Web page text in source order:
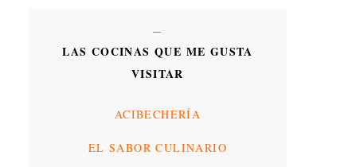
LAS COCINAS QUE ME GUSTA
VISITAR
ACIBECHERÍA
EL SABOR CULINARIO